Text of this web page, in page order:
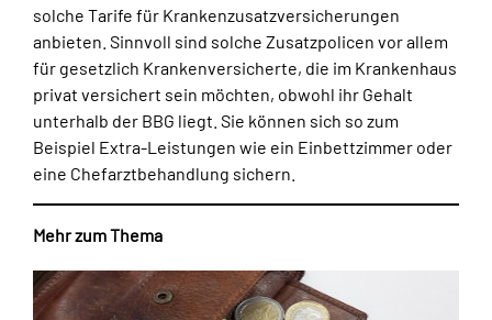
solche Tarife für Krankenzusatzversicherungen
anbieten. Sinnvoll sind solche Zusatzpolicen vor allem
für gesetzlich Krankenversicherte, die im Krankenhaus
privat versichert sein möchten, obwohl ihr Gehalt
unterhalb der BBG liegt. Sie können sich so zum
Beispiel Extra-Leistungen wie ein Einbettzimmer oder
eine Chefarztbehandlung sichern.
Mehr zum Thema